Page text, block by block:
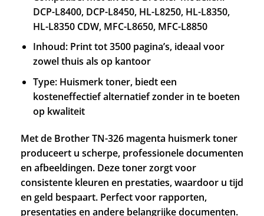
DCP-L8400, DCP-L8450, HL-L8250, HL-L8350,
HL-L8350 CDW, MFC-L8650, MFC-L8850
Inhoud: Print tot 3500 pagina’s, ideaal voor
zowel thuis als op kantoor
Type: Huismerk toner, biedt een
kosteneffectief alternatief zonder in te boeten
op kwaliteit
Met de Brother TN-326 magenta huismerk toner
produceert u scherpe, professionele documenten
en afbeeldingen. Deze toner zorgt voor
consistente kleuren en prestaties, waardoor u tijd
en geld bespaart. Perfect voor rapporten,
presentaties en andere belangrijke documenten.